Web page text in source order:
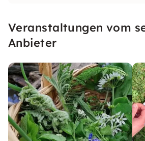
experiences for yourself, your
Veranstaltungen vom
Anbieter